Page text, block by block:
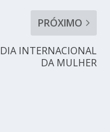
PRÓXIMO
DIA INTERNACIONAL
DA MULHER